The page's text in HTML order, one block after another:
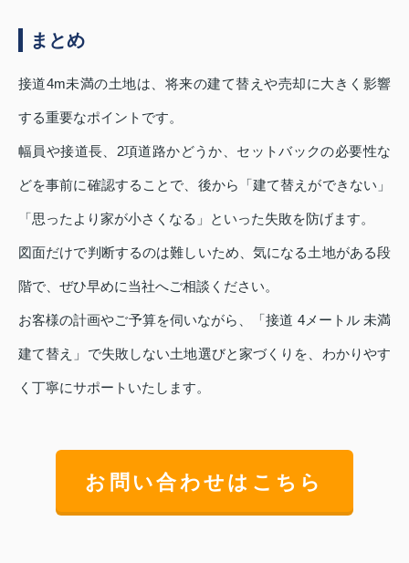
まとめ
接道4m未満の土地は、将来の建て替えや売却に大きく影響
する重要なポイントです。
幅員や接道長、2項道路かどうか、セットバックの必要性な
どを事前に確認することで、後から「建て替えができない」
「思ったより家が小さくなる」といった失敗を防げます。
図面だけで判断するのは難しいため、気になる土地がある段
階で、ぜひ早めに当社へご相談ください。
お客様の計画やご予算を伺いながら、「接道 4メートル 未満
建て替え」で失敗しない土地選びと家づくりを、わかりやす
く丁寧にサポートいたします。
お問い合わせはこちら